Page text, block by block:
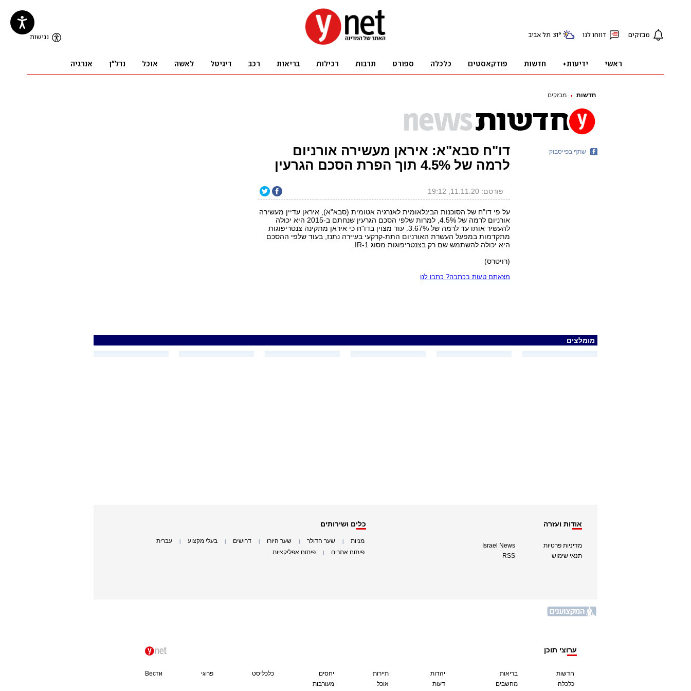
חדשות מבזקים
דו"ח סבא"א: איראן מעשירה אורניום
לרמה של 4.5% תוך הפרת הסכם הגרעין
פורסם: 11.11.20, 19:12
על פי דו"ח של הסוכנות הבינלאומית לאנרגיה אטומית (סבא"א), איראן עדיין מעשירה
אורניום לרמה של 4.5%, למרות שלפי הסכם הגרעין שנחתם ב-2015 היא יכולה
להעשיר אותו עד לרמה של 3.67%. עוד מצוין בדו"ח כי איראן מתקינה צנטריפוגות
מתקדמות במפעל העשרת האורניום התת-קרקעי בעיירה נתנז, בעוד שלפי ההסכם
היא יכולה להשתמש שם רק בצנטריפוגות מסוג IR-1.
(רויטרס)
מצאתם טעות בכתבה? כתבו לנו
שתף בפייסבוק
מומלצים
אודות ועזרה
מדיניות פרטיות
תנאי שימוש
Israel News
RSS
כלים ושירותים
מניות שער הדולר שער היורו דרושים בעלי מקצוע עברית
פיתוח אתרים פיתוח אפליקציות
ערוצי תוכן
חדשות
כלכלה
בריאות
מחשבים
יהדות
דעות
תיירות
אוכל
יחסים
מעורבות
כלכליסט פרוגי Вести